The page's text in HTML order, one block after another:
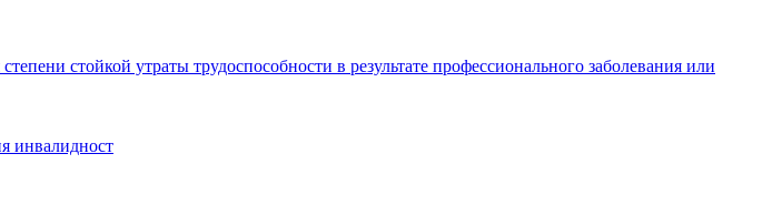
стойкой утраты трудоспособности в результате профессионального заболевания или
инвалидност